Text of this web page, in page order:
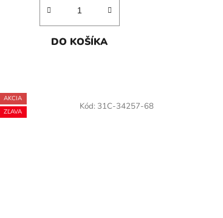
DO KOŠÍKA
AKCIA
ZĽAVA
Kód: 31C-34257-68